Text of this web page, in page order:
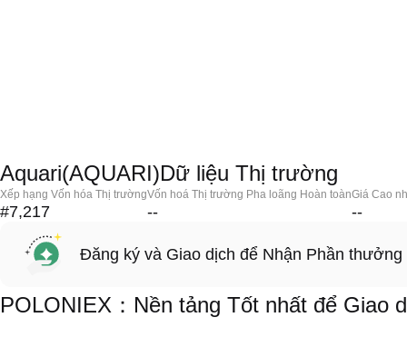
Aquari(AQUARI)Dữ liệu Thị trường
Xếp hạng Vốn hóa Thị trường
#7,217
Vốn hoá Thị trường Pha loãng Hoàn toàn
--
Giá Cao
--
Đăng ký và Giao dịch để Nhận Phần thưởng
POLONIEX：Nền tảng Tốt nhất để Giao